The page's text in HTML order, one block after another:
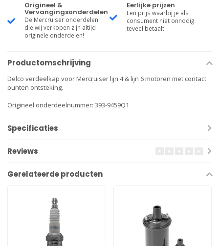
Origineel &
Vervangingsonderdelen
De Mercruiser onderdelen
die wij verkopen zijn altijd
originele onderdelen!
Eerlijke prijzen
Een prijs waarbij je als
consument niet onnodig
teveel betaalt
Productomschrijving
Delco verdeelkap voor Mercruiser lijn 4 & lijn 6 motoren met contact
punten ontsteking.
Origineel onderdeelnummer: 393-9459Q1
Specificaties
Reviews
Gerelateerde producten